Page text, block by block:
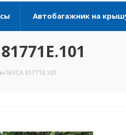
Автобагажник на
МЗСА 81771Е.101